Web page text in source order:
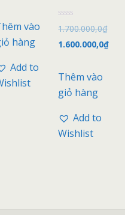
vào
hàng
Add to
Đ
ư
ợ
c
p
h
n
5
a
1.700.000,0₫
1.600.000,0₫
Thêm vào
giỏ hàng
Add to
Wishlist